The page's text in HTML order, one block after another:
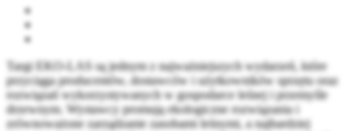
Targi EKO-LAS są jednym z najważniejszych wydarzeń, które
przyciąga producentów, dostawców i użytkowników sprzętu oraz
rozwiązań wykorzystywanych w gospodarce leśnej i przemyśle
drzewnym. Wystawcy promują ekologiczne rozwiązania i
zrównoważone zarządzanie zasobami leśnymi, a najbardziej